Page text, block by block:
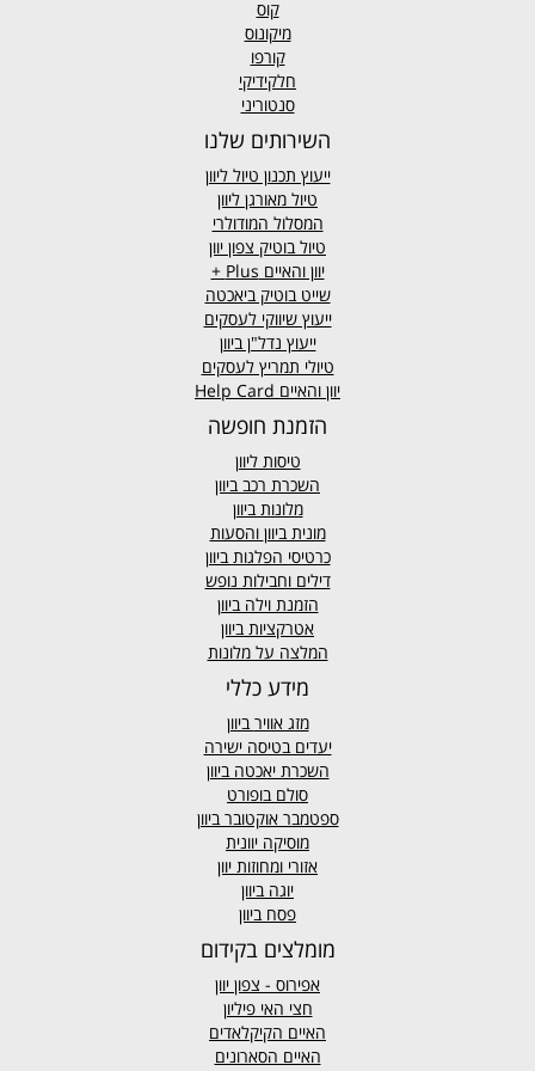
קוס
מיקונוס
קורפו
חלקידיקי
סנטוריני
השירותים שלנו
ייעוץ תכנון טיול ליוון
טיול מאורגן ליוון
המסלול המודולרי
טיול בוטיק צפון יוון
יוון והאיים Plus +
שייט בוטיק ביאכטה
ייעוץ שיווקי לעסקים
ייעוץ נדל"ן ביוון
טיולי תמריץ לעסקים
יוון והאיים Help Card
הזמנת חופשה
טיסות ליוון
השכרת רכב ביוון
מלונות ביוון
מונית ביוון והסעות
כרטיסי הפלגות ביוון
דילים וחבילות נופש
הזמנת וילה ביוון
אטרקציות ביוון
המלצה על מלונות
מידע כללי
מזג אווירביוון
יעדים בטיסה ישירה
השכרת יאכטה ביוון
סולם בופורט
ספטמבר אוקטובר ביוון
מוסיקה יוונית
אזורי ומחוזות יוון
יוגה ביוון
פסח ביוון
מומלצים בקידום
אפירוס - צפון יוון
חצי האי פיליון
האיים הקיקלאדים
האיים הסארונים